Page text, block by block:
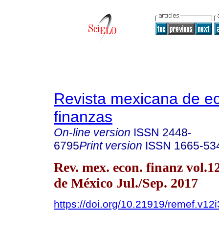
Revista mexicana de
finanzas
On-line version ISSN 2448-
6795Print version ISSN 1665-
Rev. mex. econ. finanz
de México Jul./Sep. 2017
https://doi.org/10.21919/